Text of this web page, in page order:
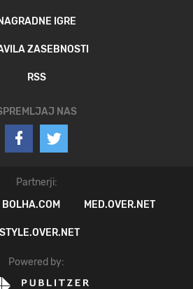
NAGRADNE IGRE
ZASEBNOSTI
RSS
NAS
Partnerji:
BOLHA.COM MED.OVER.NET
STYLE.OVER.NET
Powered by: